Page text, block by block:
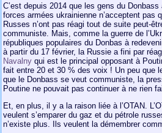
C’est depuis 2014 que les gens du
forces armées ukrainienne n’acceptent pas
Russes n’ont pas réagi tout de suite peut-
communiste. Mais, comme la guerre de
républiques populaires du Donbas à
à partir du 17 février, la Russie a fini par
Navalny qui est le principal opposant à
fait entre 20 et 30 % des voix ! Un peu que
que le Donbass se veut communiste, la
Poutine ne pouvait pas continuer à ne rien
Et, en plus, il y a la raison liée à l’OTAN.
veulent s’emparer du gaz et du pétrole
n’existe plus. Ils veulent la démembrer